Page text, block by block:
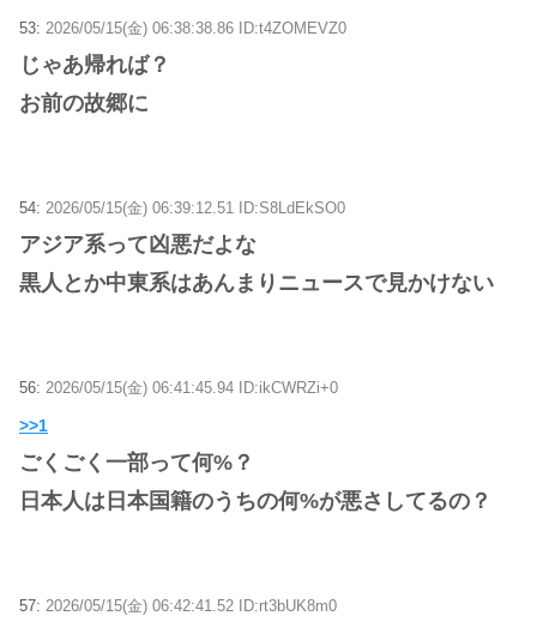
53: 2026/05/15(金) 06:38:38.86 ID:t4ZOMEVZ0
じゃあ帰れば？
お前の故郷に
54: 2026/05/15(金) 06:39:12.51 ID:S8LdEkSO0
アジア系って凶悪だよな
黒人とか中東系はあんまりニュースで見かけない
56: 2026/05/15(金) 06:41:45.94 ID:ikCWRZi+0
>>1
ごくごく一部って何%？
日本人は日本国籍のうちの何%が悪さしてるの？
57: 2026/05/15(金) 06:42:41.52 ID:rt3bUK8m0